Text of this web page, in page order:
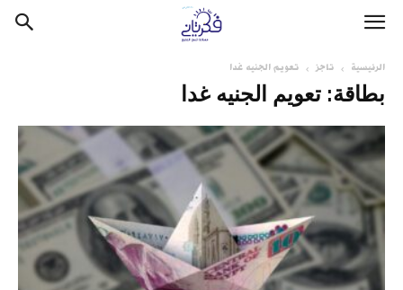
الرئيسية تاجز تعويم الجنيه غدا
بطاقة: تعويم الجنيه غدا